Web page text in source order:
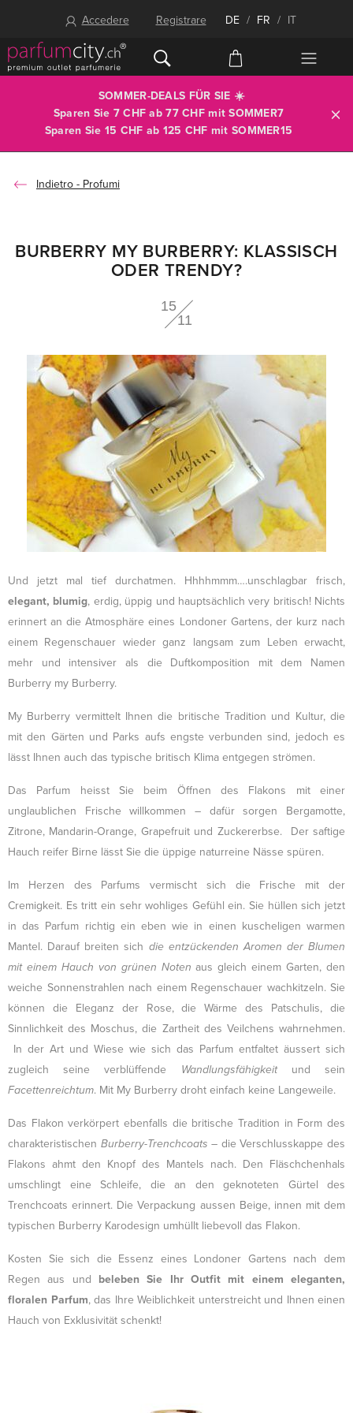
Accedere Registrare DE / FR / IT
SOMMER-DEALS FÜR SIE ☀️
Sparen Sie 7 CHF ab 77 CHF mitSOMMER7
Sparen Sie 15 CHF ab 125 CHF mit SOMMER15
Profumi
BURBERRY MY BURBERRY: KLASSISCH
ODER TRENDY?
15
11
Und jetzt mal tief durchatmen. Hhhhmmm….unschlagbar frisch,
elegant, blumig, erdig, üppig und hauptsächlich very britisch! Nichts
erinnert an die Atmosphäre eines Londoner Gartens, der kurz nach
einem Regenschauer wieder ganz langsam zum Leben erwacht,
mehr und intensiver als die Duftkomposition mit dem Namen
Burberry my Burberry.
My Burberry vermittelt Ihnen die britische Tradition und Kultur, die
mit den Gärten und Parks aufs engste verbunden sind, jedoch es
lässt Ihnen auch das typische britisch Klima entgegen strömen.
Das Parfum heisst Sie beim Öffnen des Flakons mit einer
unglaublichen Frische willkommen – dafür sorgen Bergamotte,
Zitrone, Mandarin-Orange, Grapefruit und Zuckererbse. Der saftige
Hauch reifer Birne lässt Sie die üppige naturreine Nässe spüren.
Im Herzen des Parfums vermischt sich die Frische mit der
Cremigkeit. Es tritt ein sehr wohliges Gefühl ein. Sie hüllen sich jetzt
in das Parfum richtig ein eben wie in einen kuscheligen warmen
Mantel. Darauf breiten sich die entzückenden Aromen der Blumen
mit einem Hauch von grünen Noten aus gleich einem Garten, den
weiche Sonnenstrahlen nach einem Regenschauer wachkitzeln. Sie
können die Eleganz der Rose, die Wärme des Patschulis, die
Sinnlichkeit des Moschus, die Zartheit des Veilchens wahrnehmen.
In der Art und Wiese wie sich das Parfum entfaltet äussert sich
zugleich seine verblüffende Wandlungsfähigkeitund sein
Facettenreichtum. Mit My Burberry droht einfach keine Langeweile.
Das Flakon verkörpert ebenfalls die britische Tradition in Form des
charakteristischen Burberry-Trenchcoats – die Verschlusskappe des
Flakons ahmt den Knopf des Mantels nach. Den Fläschchenhals
umschlingt eine Schleife, die an den geknoteten Gürtel des
Trenchcoats erinnert. Die Verpackung aussen Beige, innen mit dem
typischen Burberry Karodesign umhüllt liebevoll das Flakon.
Kosten Sie sich die Essenz eines Londoner Gartens nach dem
Regen aus und beleben Sie Ihr Outfit mit einem eleganten,
floralen Parfum, das Ihre Weiblichkeit unterstreicht und Ihnen einen
Hauch von Exklusivität schenkt!